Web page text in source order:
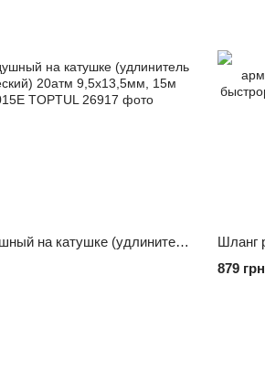
Шланг воздушный на катушке (удлинитель пневматический) 20атм 9,5x13,5мм, 15м KHAP1015E TOPTUL
879 грн